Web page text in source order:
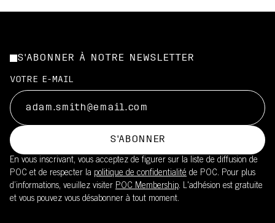
S'ABONNER À NOTRE NEWSLETTER
VOTRE E-MAIL
S'ABONNER
En vous inscrivant, vous acceptez de figurer sur la liste de diffusion de
POC et de respecter la politique de confidentialité de POC. Pour plus
d’informations, veuillez visiter POC Membership. L'adhésion est gratuite
et vous pouvez vous désabonner à tout moment.